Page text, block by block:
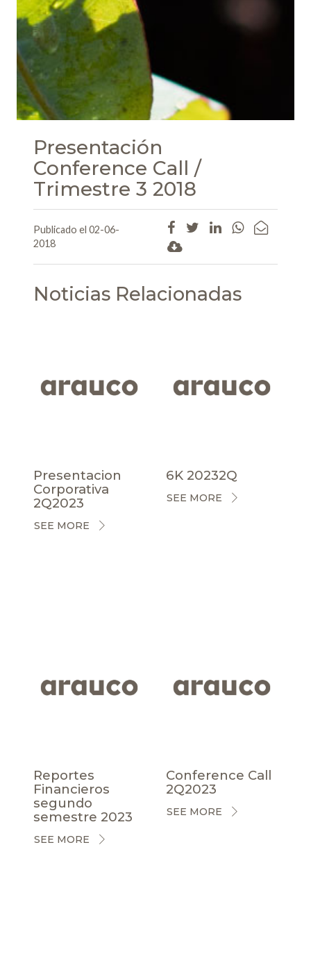
Presentación
Conference Call /
Trimestre 3 2018
Publicado el 02-06-
2018
Noticias Relacionadas
Presentacion
Corporativa
2Q2023
SEE MORE
6K 20232Q
SEE MORE
Reportes
Financieros
segundo
semestre 2023
SEE MORE
Conference Call
2Q2023
SEE MORE